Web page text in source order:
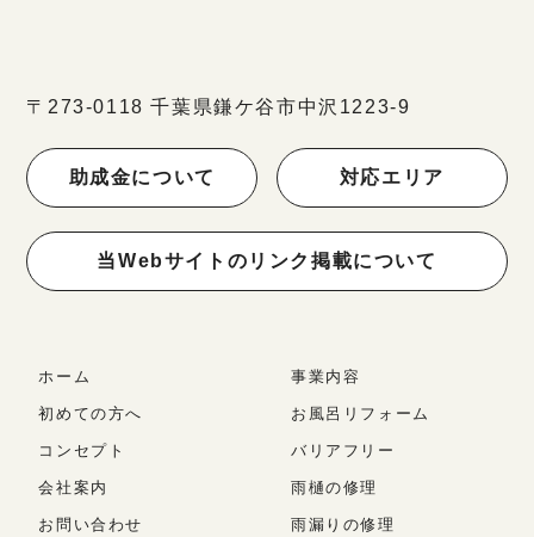
〒273-0118 千葉県鎌ケ谷市中沢1223-9
助成金について 対応エリア
当Webサイトのリンク掲載について
ホーム
初めての方へ
コンセプト
会社案内
お問い合わせ
事業内容
お風呂リフォーム
バリアフリー
雨樋の修理
雨漏りの修理